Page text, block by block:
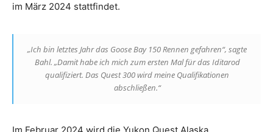
im März 2024 stattfindet.
„Ich bin letztes Jahr das Goose Bay 150 Rennen gefahren“, sagte
Bahl. „Damit habe ich mich zum ersten Mal für das Iditarod
qualifiziert. Das Quest 300 wird meine Qualifikationen
abschließen.“